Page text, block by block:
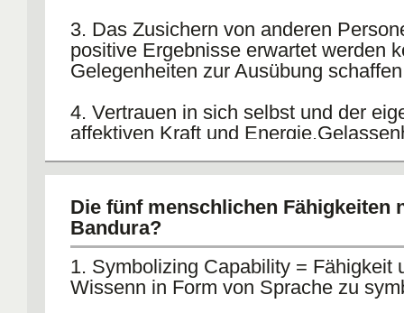
3. Das Zusichern von anderen
positive Ergebnisse erwartet werden
Gelegenheiten zur Ausübung schaffen
4. Vertrauen in sich selbst und der
affektiven Kraft und
Die fünf menschlichen Fähigkeiten
Bandura?
1. Symbolizing Capability = Fähigkeit
Wissenn in Form von Sprache zu